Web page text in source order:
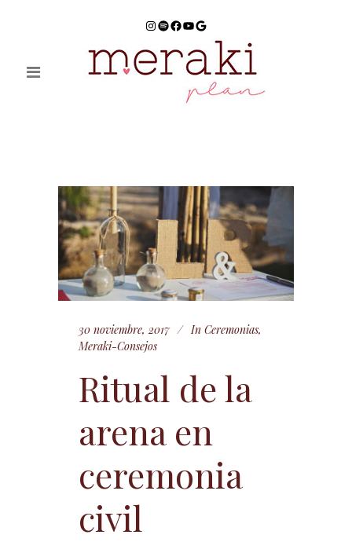
Instagram
Spotify
Facebook
YouTube
Google
30 noviembre, 2017 In Ceremonias,
Meraki-Consejos
Ritual de la
arena en
ceremonia
civil